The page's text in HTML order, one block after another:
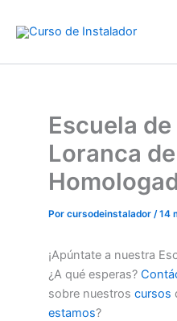
Escuela
Loranca
Por cursodeinstalador /14
¡Apúntate a nuestra
¿A qué esperas?
sobre nuestros cursos
estamos?